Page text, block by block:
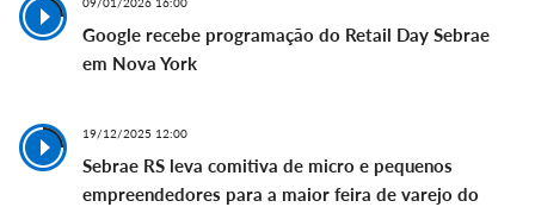
Google recebe programação do Retail Day Sebrae
em Nova York
19/12/2025 12:00
Sebrae RS leva comitiva de micro e pequenos
empreendedores para a maior feira de varejo do